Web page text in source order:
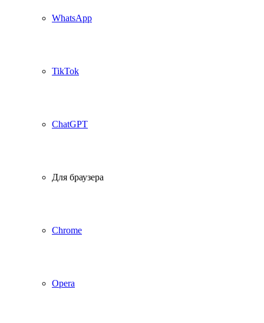
WhatsApp
TikTok
ChatGPT
Для браузера
Chrome
Opera